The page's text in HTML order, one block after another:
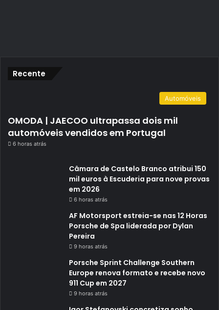
Recente
Automóveis
OMODA | JAECOO ultrapassa dois mil
automóveis vendidos em Portugal
6 horas atrás
Câmara de Castelo Branco atribui 150
mil euros à Escuderia para nove provas
em 2026
6 horas atrás
AF Motorsport estreia-se nas 12 Horas
Porsche de Spa liderada por Dylan
Pereira
9 horas atrás
Porsche Sprint Challenge Southern
Europe renova formato e recebe novo
911 Cup em 2027
9 horas atrás